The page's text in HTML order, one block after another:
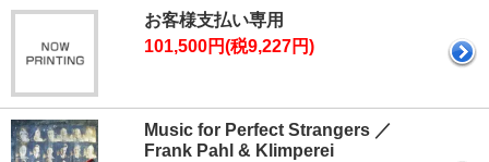
お客様支払い専用
101,500円(税9,227円)
Music for Perfect Strangers ／
Frank Pahl & Klimperei